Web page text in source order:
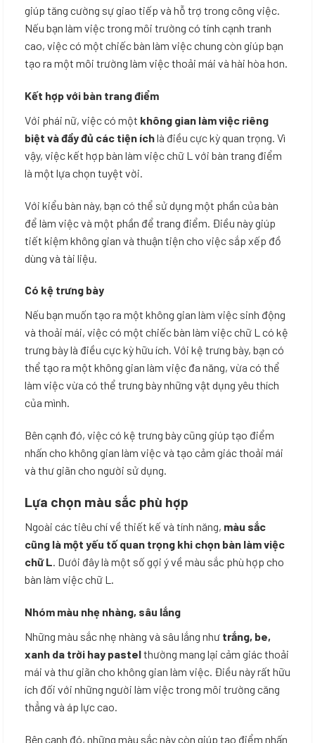
giúp tăng cường sự giao tiếp và hỗ trợ trong công việc.
Nếu bạn làm việc trong môi trường có tính cạnh tranh
cao, việc có một chiếc bàn làm việc chung còn giúp bạn
tạo ra một môi trường làm việc thoải mái và hài hòa hơn.
Kết hợp với bàn trang điểm
Với phái nữ, việc có một không gian làm việc riêng
biệt và đầy đủ các tiện íchlà điều cực kỳ quan trọng. Vì
vậy, việc kết hợp bàn làm việc chữ L với bàn trang điểm
là một lựa chọn tuyệt vời.
Với kiểu bàn này, bạn có thể sử dụng một phần của bàn
để làm việc và một phần để trang điểm. Điều này giúp
tiết kiệm không gian và thuận tiện cho việc sắp xếp đồ
dùng và tài liệu.
Có kệ trưng bày
Nếu bạn muốn tạo ra một không gian làm việc sinh động
và thoải mái, việc có một chiếc bàn làm việc chữ L có kệ
trưng bày là điều cực kỳ hữu ích. Với kệ trưng bày, bạn có
thể tạo ra một không gian làm việc đa năng, vừa có thể
làm việc vừa có thể trưng bày những vật dụng yêu thích
của mình.
Bên cạnh đó, việc có kệ trưng bày cũng giúp tạo điểm
nhấn cho không gian làm việc và tạo cảm giác thoải mái
và thư giãn cho người sử dụng.
Lựa chọn màu sắc phù hợp
Ngoài các tiêu chí về thiết kế và tính năng, màu sắc
cũng là một yếu tố quan trọng khi chọn bàn làm việc
chữ L. Dưới đây là một số gợi ý về màu sắc phù hợp cho
bàn làm việc chữ L.
Nhóm màu nhẹ nhàng, sâu lắng
Những màu sắc nhẹ nhàng và sâu lắng như trắng, be,
xanh da trời hay pastelthường mang lại cảm giác thoải
mái và thư giãn cho không gian làm việc. Điều này rất hữu
ích đối với những người làm việc trong môi trường căng
thẳng và áp lực cao.
Bên cạnh đó, những màu sắc này còn giúp tạo điểm nhấn